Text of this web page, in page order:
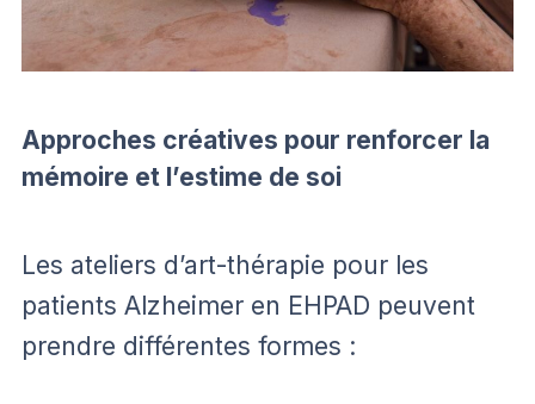
Approches créatives pour renforcer la
mémoire et l’estime de soi
Les ateliers d’art-thérapie pour les
patients Alzheimer en EHPAD peuvent
prendre différentes formes :